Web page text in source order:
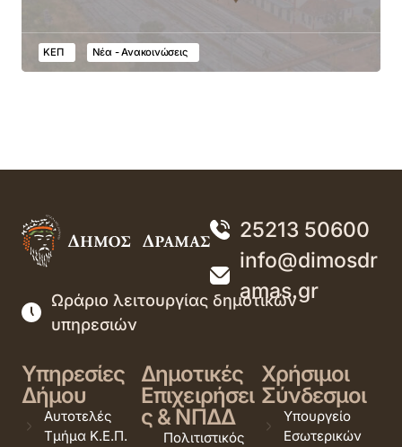
ΚΕΠ Νέα - Ανακοινώσεις
25213 50600
info@dimosdr
amas.gr
Ωράριο λειτουργίας δημοτικών
υπηρεσιών
Υπηρεσίες
Δήμου
Αυτοτελές
Τμήμα Κ.Ε.Π.
Δημοτικές
Επιχειρήσει
ς & ΝΠΔΔ
Πολιτιστικός
Χρήσιμοι
Σύνδεσμοι
Υπουργείο
Εσωτερικών